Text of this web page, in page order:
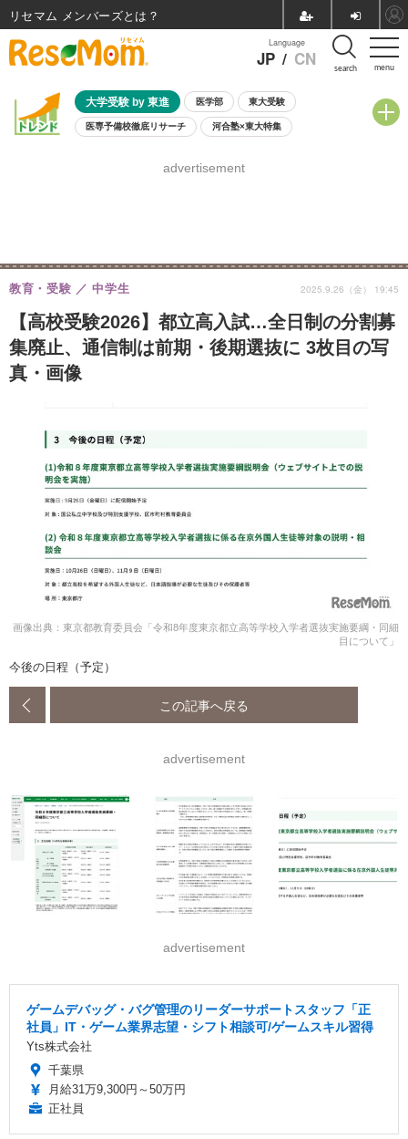
menu
Language
JP / CN search
大学受験 by 東進 医学部 東大受験
医専予備校徹底リサーチ 河合塾×東大特集
8月開催学校説明会・相談会
advertisement
【高校受験2026】都立高入試…全日制の分割募
集廃止、通信制は前期・後期選抜に 3枚目の写
真・画像
教育・受験 中学生 2025.9.26（金） 19:45
画像出典：東京都教育委員会「令和8年度東京都立高等学校入学者選抜実施要綱・同細
目について」
今後の日程（予定）
この記事へ戻る
advertisement
advertisement
ゲームデバッグ・バグ管理のリーダーサポートスタッフ「正
社員」IT・ゲーム業界志望・シフト相談可/ゲームスキル習得
Yts株式会社
千葉県
月給31万9,300円～50万円
正社員
リセマム メンバーズ